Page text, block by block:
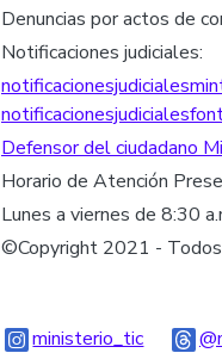
Denuncias por actos de
Notificaciones judiciales:
Defensor del ciudadano
Horario de Atención
Lunes a viernes de 8:30
©Copyright 2021 - Todos
ministerio_ticLogo